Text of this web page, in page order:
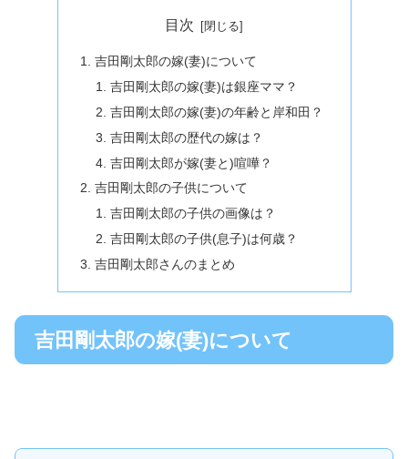
目次
吉田剛太郎の嫁(妻)について
吉田剛太郎の嫁(妻)は銀座ママ？
吉田剛太郎の嫁(妻)の年齢と岸和田？
吉田剛太郎の歴代の嫁は？
吉田剛太郎が嫁(妻と)喧嘩？
吉田剛太郎の子供について
吉田剛太郎の子供の画像は？
吉田剛太郎の子供(息子)は何歳？
吉田剛太郎さんのまとめ
吉田剛太郎の嫁(妻)について